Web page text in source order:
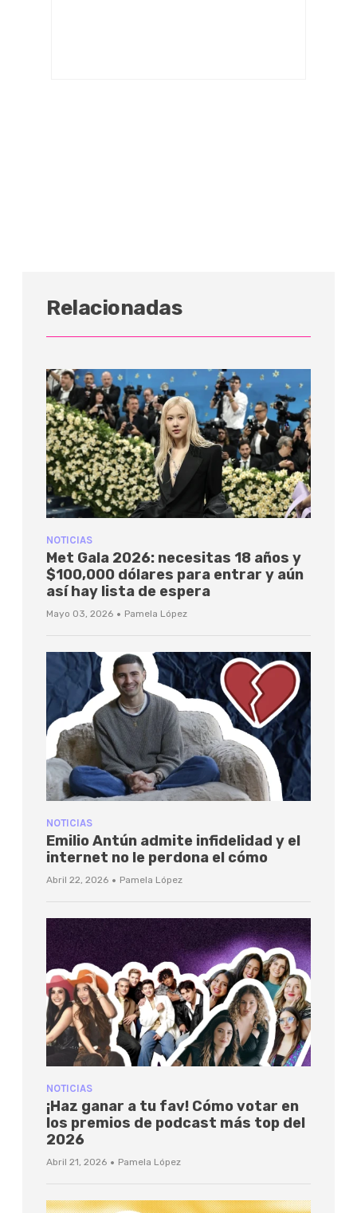
Relacionadas
NOTICIAS
Met Gala 2026: necesitas 18 años y
$100,000 dólares para entrar y aún
así hay lista de espera
Mayo 03, 2026 · Pamela López
NOTICIAS
Emilio Antún admite infidelidad y el
internet no le perdona el cómo
Abril 22, 2026 · Pamela López
NOTICIAS
¡Haz ganar a tu fav! Cómo votar en
los premios de podcast más top del
2026
Abril 21, 2026 · Pamela López